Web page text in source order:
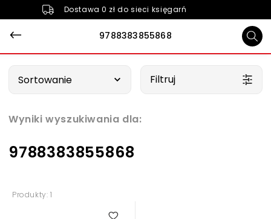
Dostawa 0 zł do sieci księgarń
9788383855868
Wyniki wyszukiwania dla:
9788383855868
Sortowanie Filtruj
Produkty: 1